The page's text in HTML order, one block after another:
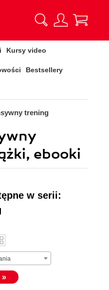
Kursy video
Bestsellery
trening
ebooki
w serii:
»